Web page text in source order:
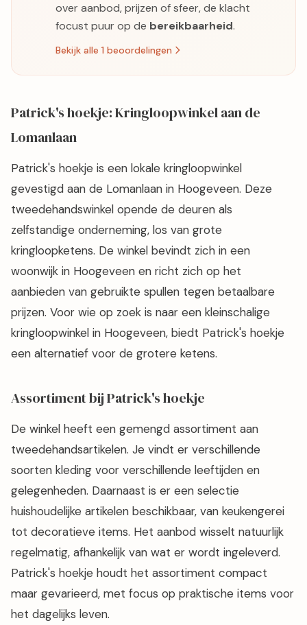
over aanbod, prijzen of sfeer, de klacht
focust puur op de bereikbaarheid.
Bekijk alle 1 beoordelingen
Patrick's hoekje: Kringloopwinkel aan de
Lomanlaan
Patrick's hoekje is een lokale kringloopwinkel
gevestigd aan de Lomanlaan in Hoogeveen. Deze
tweedehandswinkel opende de deuren als
zelfstandige onderneming, los van grote
kringloopketens. De winkel bevindt zich in een
woonwijk in Hoogeveen en richt zich op het
aanbieden van gebruikte spullen tegen betaalbare
prijzen. Voor wie op zoek is naar een kleinschalige
kringloopwinkel in Hoogeveen, biedt Patrick's hoekje
een alternatief voor de grotere ketens.
Assortiment bij Patrick's hoekje
De winkel heeft een gemengd assortiment aan
tweedehandsartikelen. Je vindt er verschillende
soorten kleding voor verschillende leeftijden en
gelegenheden. Daarnaast is er een selectie
huishoudelijke artikelen beschikbaar, van keukengerei
tot decoratieve items. Het aanbod wisselt natuurlijk
regelmatig, afhankelijk van wat er wordt ingeleverd.
Patrick's hoekje houdt het assortiment compact
maar gevarieerd, met focus op praktische items voor
het dagelijks leven.